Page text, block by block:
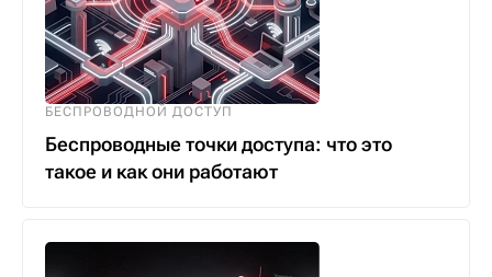
БЕСПРОВОДНОЙ ДОСТУП
Беспроводные точки доступа: что это
такое и как они работают